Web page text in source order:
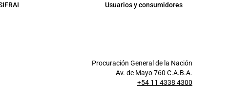
Usuarios y consumidores
Procuración General de la Nación
Av. de Mayo 760 C.A.B.A.
+54 11 4338 4300